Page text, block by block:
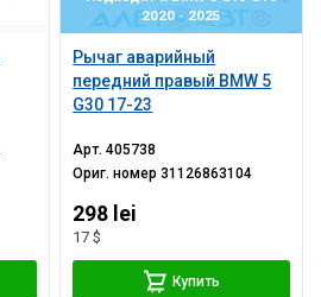
2020 - 2025
Рычаг аварийный
передний правый BMW 5
G30 17-23
Арт.405738
Ориг. номер31126863104
298 lei
17 $
Купить